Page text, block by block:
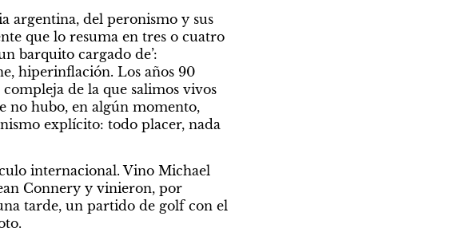
argentina, del peronismo y sus
que lo resuma en tres o cuatro
barquito cargado de’:
hiperinflación. Los años 90
de la que salimos vivos
no hubo, en algún momento,
explícito: todo placer, nada
internacional. Vino Michael
Connery y vinieron, por
tarde, un partido de golf con el